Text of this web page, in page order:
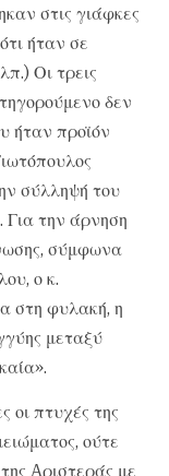
στις γιάφκες
ήταν σε
Οι τρεις
δεν
ήταν προϊόν
σύλληψή του
Για την άρνηση
σύμφωνα
ο κ.
στη φυλακή, η
μεταξύ
οι πτυχές της
ούτε
Aριστεράς με